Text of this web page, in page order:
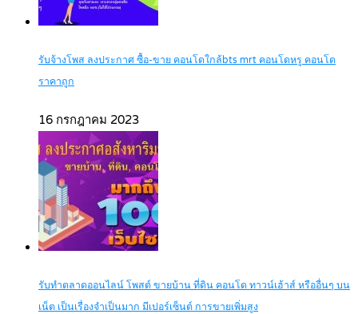
รับจ้างโพส ลงประกาศ ซื้อ-ขาย คอนโดใกล้bts mrt คอนโดหรู คอนโด
ราคาถูก
16 กรกฎาคม 2023
รับทำตลาดออนไลน์ โพสต์ ขายบ้าน ที่ดิน คอนโด ทาวน์เฮ้าส์ หรืออื่นๆ บน
เน็ต เป็นเรื่องจำเป็นมาก มีเปอร์เซ็นต์ การขายเพิ่มสูง